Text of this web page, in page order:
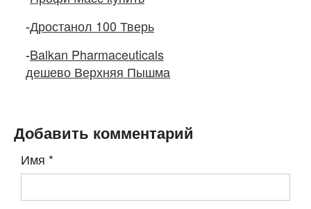
-Дростанол 100 Тверь
-Balkan Pharmaceuticals
дешево Верхняя Пышма
Добавить комментарий
Имя *